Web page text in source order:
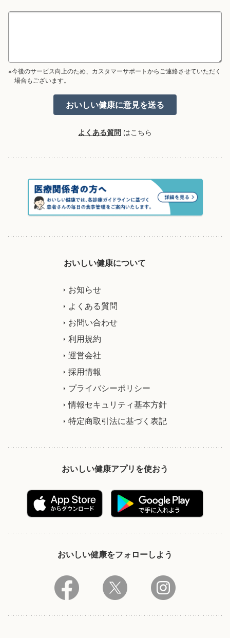
※今後のサービス向上のため、カスタマーサポートからご連絡させていただく
場合もございます。
よくある質問 はこちら
おいしい健康について
お知らせ
よくある質問
お問い合わせ
利用規約
運営会社
採用情報
プライバシーポリシー
情報セキュリティ基本方針
特定商取引法に基づく表記
おいしい健康アプリを使おう
おいしい健康をフォローしよう